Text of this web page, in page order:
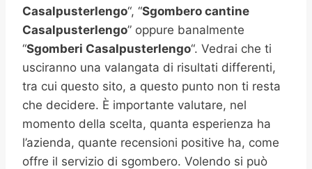
Casalpusterlengo“, “Sgombero cantine
Casalpusterlengo” oppure banalmente
“Sgomberi Casalpusterlengo“. Vedrai che ti
usciranno una valangata di risultati differenti,
tra cui questo sito, a questo punto non ti resta
che decidere. È importante valutare, nel
momento della scelta, quanta esperienza ha
l’azienda, quante recensioni positive ha, come
offre il servizio di sgombero. Volendo si può